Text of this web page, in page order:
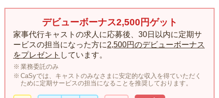
デビューボーナス2,500円ゲット
家事代行キャストの求人に応募後、30日以内に定期サ
ービスの担当になった方に2,500円のデビューボーナス
をプレゼント しています。
業務委託のみ
CaSyでは、キャストのみなさまに安定的な収入を得ていただく
ために定期サービスの担当になることを推奨しております。